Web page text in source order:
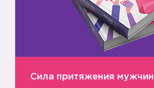
Сила притяжения мужчин